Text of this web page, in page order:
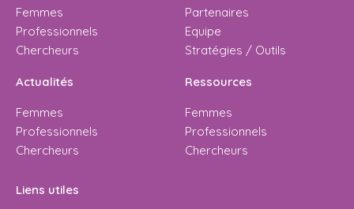
Femmes
Professionnels
Chercheurs
Partenaires
Equipe
Stratégies / Outils
Actualités
Femmes
Professionnels
Chercheurs
Ressources
Femmes
Professionnels
Chercheurs
Liens utiles